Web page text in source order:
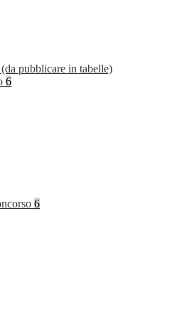
pubblicare in tabelle)
6
6